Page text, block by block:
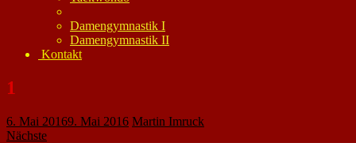
Damengymnastik I
Damengymnastik II
Kontakt
1
6. Mai 20169. Mai 2016 Martin Imruck
Nächste